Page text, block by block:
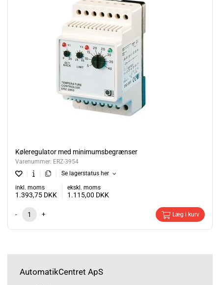
Køleregulator med minimumsbegrænser
Varenummer: ERZ-3954
Se lagerstatus her
inkl. moms
1.393,75 DKK
ekskl. moms
1.115,00 DKK
- + Læg i kurv
AutomatikCentret ApS